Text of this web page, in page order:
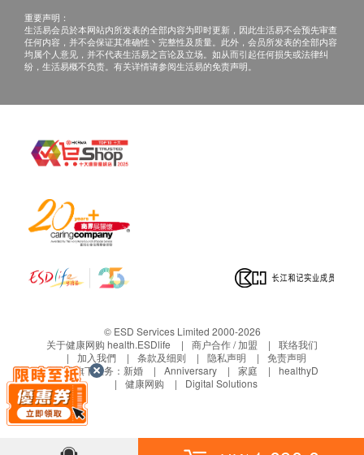
所有健康检查/服务并非作为医务诊断或治疗用
途。当阁下身体健康出现任何疾病徵兆时，应立即
谘询有认可资格的医生，作出诊断及治疗。
产品而引致的损失、损害、受伤或法律诉讼，健康
查询，须向提供服务之体检中心或商户提出。
重要声明：
生活易会员於本网站内所发表的全部内容为即时更新，因此生活易不会预先审查
任何内容，并不会保证其准确性丶完整性及质量。此外，会员所发表的全部内容
均属个人意见，并不代表生活易之言论及立场。如从而引起任何损失或法律纠
纷，生活易概不负责。有关详情请参阅生活易的免责声明。
© ESD Services Limited 2000-2026
关于健康网购 health.ESDlife
商户合作 / 加盟
联络我们
加入我們
条款及细则 隐私声明
免责声明
生活易旗下业务： 新婚 Anniversary 家庭
healthyD
健康网购
Digital Solutions